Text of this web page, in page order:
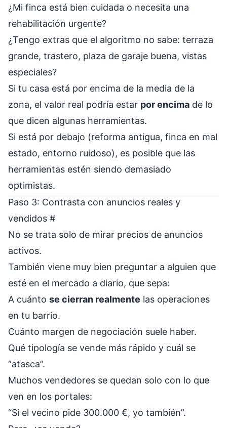
¿Mi finca está bien cuidada o necesita una
rehabilitación urgente?
¿Tengo extras que el algoritmo no sabe: terraza
grande, trastero, plaza de garaje buena, vistas
especiales?
Si tu casa está por encima de la media de la
zona, el valor real podría estar por encima de lo
que dicen algunas herramientas.
Si está por debajo (reforma antigua, finca en mal
estado, entorno ruidoso), es posible que las
herramientas estén siendo demasiado
optimistas.
Paso 3: Contrasta con anuncios reales y
vendidos #
No se trata solo de mirar precios de anuncios
activos.
También viene muy bien preguntar a alguien que
esté en el mercado a diario, que sepa:
A cuánto se cierran realmente las operaciones
en tu barrio.
Cuánto margen de negociación suele haber.
Qué tipología se vende más rápido y cuál se
“atasca”.
Muchos vendedores se quedan solo con lo que
ven en los portales:
“Si el vecino pide 300.000 €, yo también”.